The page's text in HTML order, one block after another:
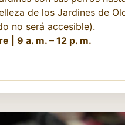
de los Jardines de
no será accesible).
| 9 a. m. – 12 p. m.